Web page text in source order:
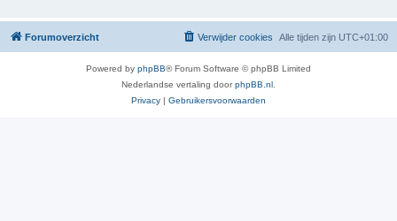
Forumoverzicht Alle tijden zijn UTC+01:00
Verwijder cookies
Powered by phpBB® Forum Software © phpBB Limited
Nederlandse vertaling doorphpBB.nl
Privacy | Gebruikersvoorwaarden